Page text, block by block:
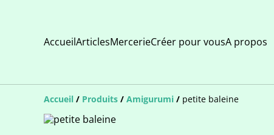
AccueilArticlesMercerieCréer pour vousA propos
Accueil / Produits / Amigurumi / petite baleine